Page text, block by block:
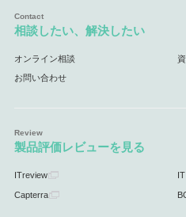
相談したい、解決したい
オンライン相談
お問い合わせ
製品評価レビューを見る
ITreview
Capterra